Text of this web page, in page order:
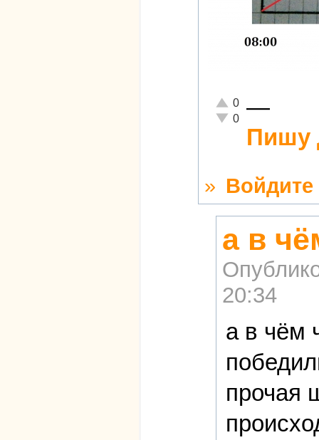
Отлично!
0
Неадекватно!
0 —
Пишу
» Войдите
а в
20:34
а в чём
прочая